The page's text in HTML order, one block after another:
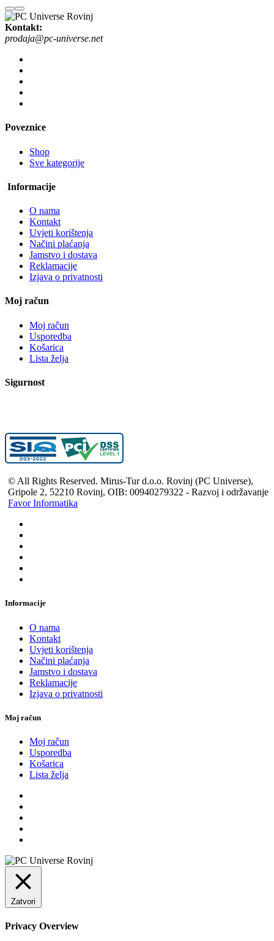
Kontakt:
prodaja@pc-universe.net
Poveznice
Shop
Sve kategorije
Informacije
O nama
Kontakt
Uvjeti korištenja
Načini plaćanja
Jamstvo i dostava
Reklamacije
Izjava o privatnosti
Moj račun
Moj račun
Usporedba
Košarica
Lista želja
Sigurnost
© All Rights Reserved. Mirus-Tur d.o.o. Rovinj (PC Universe),
Gripole 2, 52210 Rovinj, OIB: 00940279322 - Razvoj i održavanje
Favor Informatika
Informacije
O nama
Kontakt
Uvjeti korištenja
Načini plaćanja
Jamstvo i dostava
Reklamacije
Izjava o privatnosti
Moj račun
Moj račun
Usporedba
Košarica
Lista želja
Zatvori
Privacy Overview